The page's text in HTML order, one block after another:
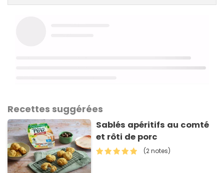
Recettes suggérées
Sablés apéritifs au comté
et rôti de porc
(2 notes)